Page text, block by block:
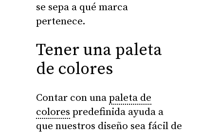
se sepa a qué marca
pertenece.
Tener una paleta
de colores
Contar con unapaleta de
colores predefinida ayuda a
que nuestros diseño sea fácil de